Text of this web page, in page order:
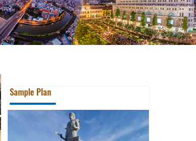
Sample Plan